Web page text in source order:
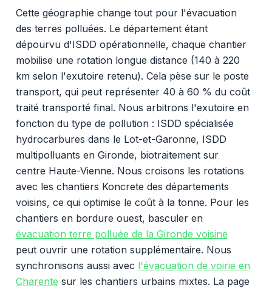
Cette géographie change tout pour l'évacuation
des terres polluées. Le département étant
dépourvu d'ISDD opérationnelle, chaque chantier
mobilise une rotation longue distance (140 à 220
km selon l'exutoire retenu). Cela pèse sur le poste
transport, qui peut représenter 40 à 60 % du coût
traité transporté final. Nous arbitrons l'exutoire en
fonction du type de pollution : ISDD spécialisée
hydrocarbures dans le Lot-et-Garonne, ISDD
multipolluants en Gironde, biotraitement sur
centre Haute-Vienne. Nous croisons les rotations
avec les chantiers Koncrete des départements
voisins, ce qui optimise le coût à la tonne. Pour les
chantiers en bordure ouest, basculer en
évacuation terre polluée de la Gironde voisine
peut ouvrir une rotation supplémentaire. Nous
synchronisons aussi avec l'évacuation de voirie en
Charente sur les chantiers urbains mixtes. La page